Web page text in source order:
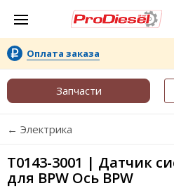
Оплата заказа
Запчасти
← Электрика
T0143-3001 | Датчик
для BPW Ось BPW